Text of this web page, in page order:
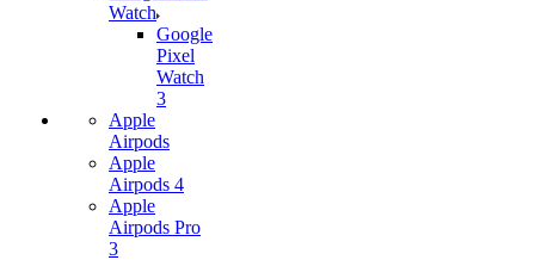
Watch
Google
Pixel
Watch
3
Apple
Airpods
Apple
Airpods 4
Apple
Airpods Pro
3